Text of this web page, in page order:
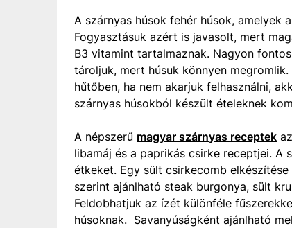
A szárnyas húsok fehér húsok, amelyek
Fogyasztásuk azért is javasolt, mert
B3 vitamint tartalmaznak. Nagyon
tároljuk, mert húsuk könnyen
hűtőben, ha nem akarjuk felhasználni,
szárnyas húsokból készült ételeknek
A népszerű magyar szárnyas receptek
libamáj és a paprikás csirke receptjei. A
étkeket. Egy sült csirkecomb
szerint ajánlható steak burgonya, sült
Feldobhatjuk az ízét különféle
húsoknak. Savanyúságként ajánlható